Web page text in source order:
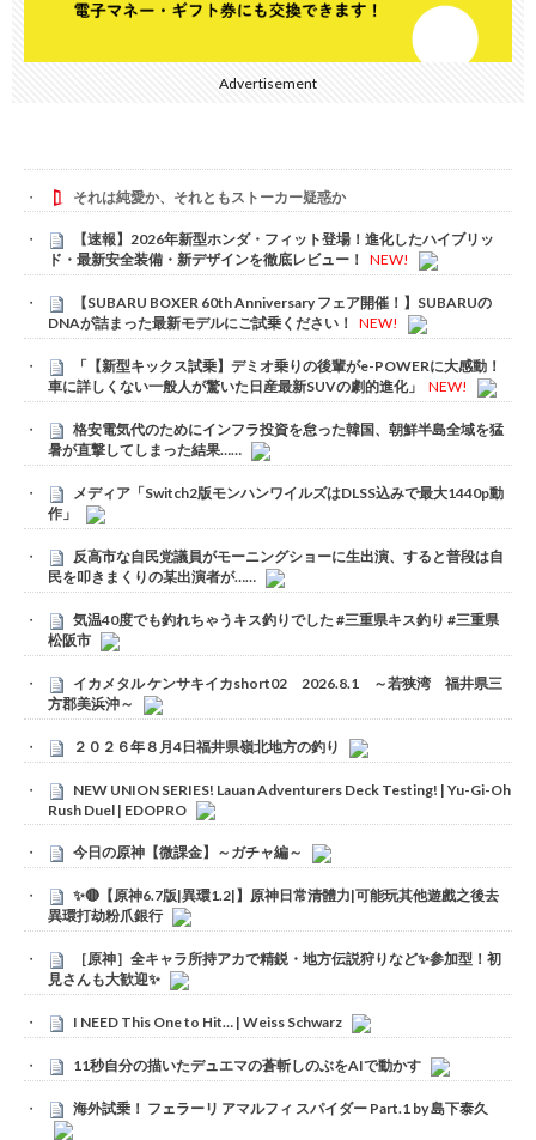
Advertisement
それは純愛か、それともストーカー疑惑か
【速報】2026年新型ホンダ・フィット登場！進化したハイブリッ
ド・最新安全装備・新デザインを徹底レビュー！
NEW!
【SUBARU BOXER 60th Anniversary フェア開催！】SUBARUの
DNAが詰まった最新モデルにご試乗ください！
NEW!
「【新型キックス試乗】デミオ乗りの後輩がe-POWERに大感動！
車に詳しくない一般人が驚いた日産最新SUVの劇的進化」
NEW!
格安電気代のためにインフラ投資を怠った韓国、朝鮮半島全域を猛
暑が直撃してしまった結果……
メディア「Switch2版モンハンワイルズはDLSS込みで最大1440p動
作」
反高市な自民党議員がモーニングショーに生出演、すると普段は自
民を叩きまくりの某出演者が……
気温40度でも釣れちゃうキス釣りでした #三重県キス釣り #三重県
松阪市
イカメタル ケンサキイカshort02 2026.8.1 ～若狭湾 福井県三
方郡美浜沖～
２０２６年８月4日福井県嶺北地方の釣り
NEW UNION SERIES! Lauan Adventurers Deck Testing! | Yu-Gi-Oh
Rush Duel | EDOPRO
今日の原神【微課金】～ガチャ編～
✨🔴【原神6.7版|異環1.2|】原神日常清體力|可能玩其他遊戲之後去
異環打劫粉爪銀行
［原神］全キャラ所持アカで精鋭・地方伝説狩りなど✨参加型！初
見さんも大歓迎✨
I NEED This One to Hit… | Weiss Schwarz
11秒自分の描いたデュエマの蒼斬しのぶをAIで動かす
海外試乗！ フェラーリ アマルフィ スパイダー Part.1 by 島下泰久